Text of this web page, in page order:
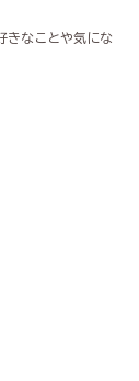
きなことや気にな